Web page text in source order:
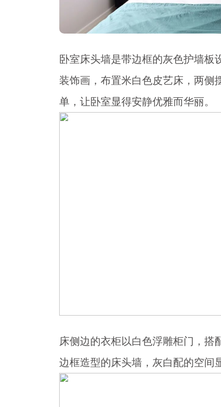
卧室床头墙是带边框的灰色护墙板
装饰画，布置米白色皮艺床，两侧
单，让卧室显得安静优雅而华丽。
床侧边的衣柜以白色浮雕柜门，
边框造型的床头墙，灰白配的空间